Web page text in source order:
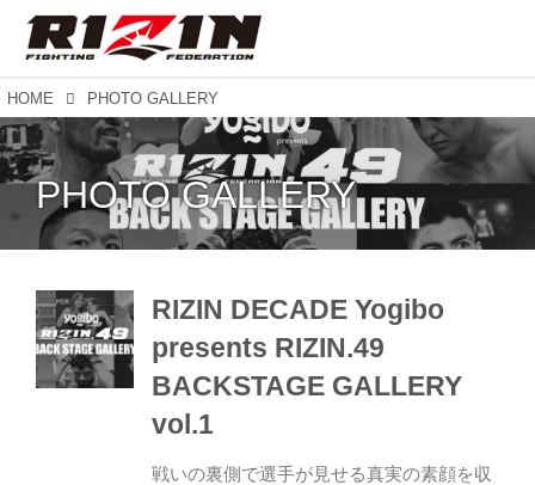
HOME PHOTO GALLERY
PHOTO GALLERY
RIZIN DECADE Yogibo
presents RIZIN.49
BACKSTAGE GALLERY
vol.1
戦いの裏側で選手が見せる真実の素顔を収